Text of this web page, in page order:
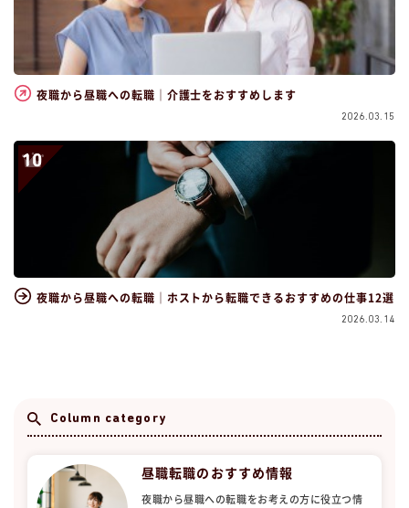
夜職から昼職への転職｜介護士をおすすめします
2026.03.15
夜職から昼職への転職｜ホストから転職できるおすすめの仕事12選
2026.03.14
Column category
昼職転職のおすすめ情報
夜職から昼職への転職をお考えの方に役立つ情